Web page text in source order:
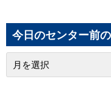
今日のセンター前